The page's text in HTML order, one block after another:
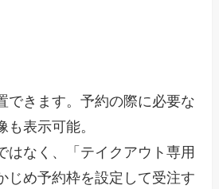
できます。予約の際に必要な
も表示可能。
はなく、「テイクアウト専用
じめ予約枠を設定して受注す